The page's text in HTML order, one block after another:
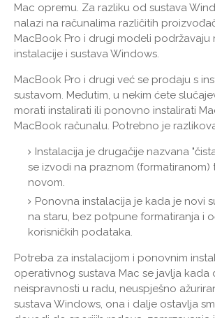
Mac opremu. Za razliku od sustava
nalazi na računalima različitih
MacBook Pro i drugi modeli podržavaju
instalacije i sustava Windows.
MacBook Pro i drugi već se prodaju s
sustavom. Međutim, u nekim ćete
morati instalirati ili ponovno instalirati
MacBook računalu. Potrebno je
Instalacija je drugačije nazvana
se izvodi na praznom (formatiranom)
novom.
Ponovna instalacija je kada je novi
na staru, bez potpune formatiranja i
korisničkih podataka.
Potreba za instalacijom i ponovnim
operativnog sustava Mac se javlja
neispravnosti u radu, neuspješno
sustava Windows, ona i dalje ostavlja